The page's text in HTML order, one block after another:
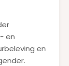
en
en